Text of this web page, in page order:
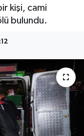
kişi, cami
bulundu.